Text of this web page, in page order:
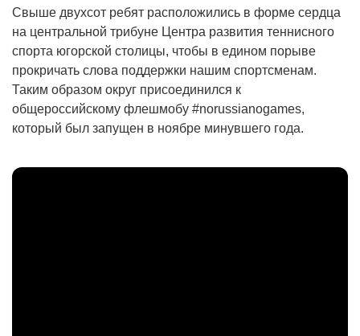
Свыше двухсот ребят расположились в форме сердца
на центральной трибуне Центра развития теннисного
спорта югорской столицы, чтобы в едином порыве
прокричать слова поддержки нашим спортсменам.
Таким образом округ присоединился к
общероссийскому флешмобу #norussianogames,
который был запущен в ноябре минувшего года.